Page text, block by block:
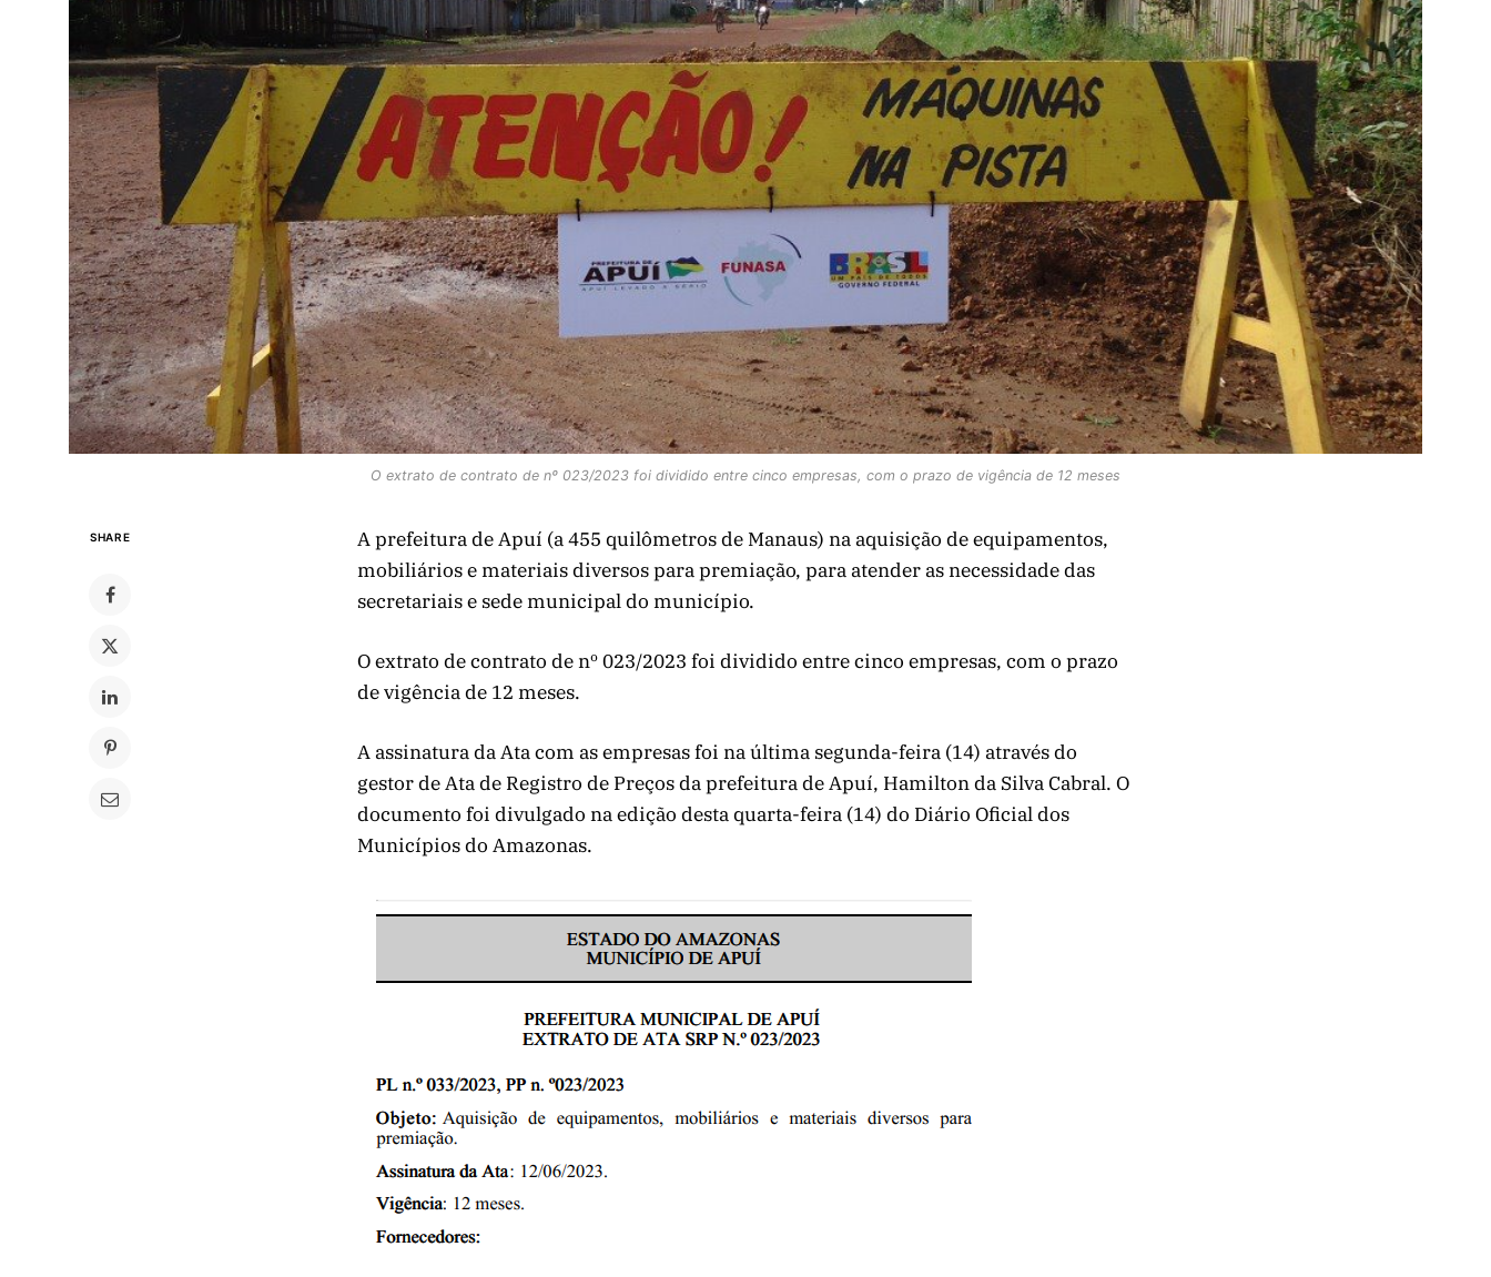
O extrato de contrato de nº 023/2023 foi dividido entre cinco empresas, com o prazo de vigência de 12 meses
SHARE
A prefeitura de Apuí (a 455 quilômetros de Manaus) na aquisição de equipamentos,
mobiliários e materiais diversos para premiação, para atender as necessidade das
secretariais e sede municipal do município.
O extrato de contrato de nº 023/2023 foi dividido entre cinco empresas, com o prazo
de vigência de 12 meses.
A assinatura da Ata com as empresas foi na última segunda-feira (14) através do
gestor de Ata de Registro de Preços da prefeitura de Apuí, Hamilton da Silva Cabral. O
documento foi divulgado na edição desta quarta-feira (14) do Diário Oficial dos
Municípios do Amazonas.